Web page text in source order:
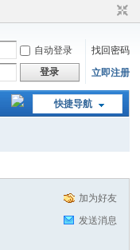
自动登录
找回密码
登录 立即注册
快捷导航
加为好友
发送消息